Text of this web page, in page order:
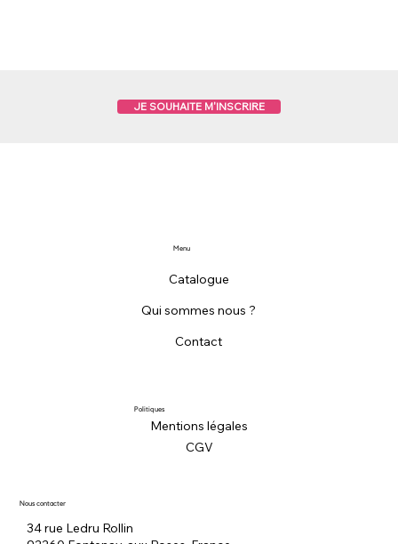
JE SOUHAITE M'INSCRIRE
Politiques
Mentions légales
CGV
Nous contacter
34 rue Ledru Rollin
Catalogue
Qui sommes nous ?
Contact
Menu